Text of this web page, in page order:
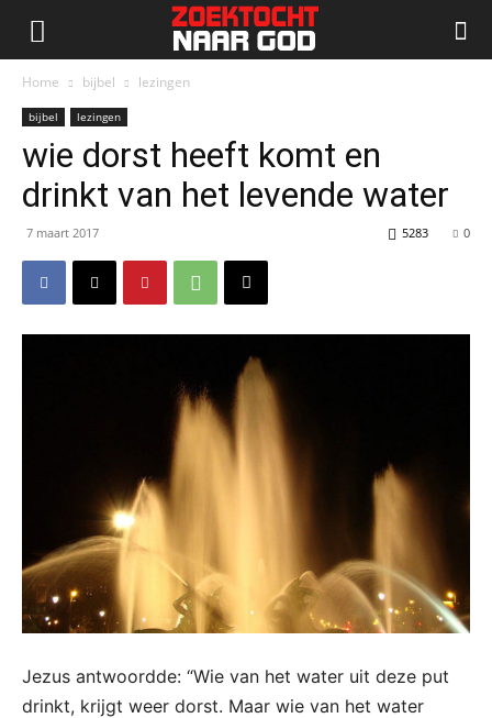
Home bijbel lezingen
bijbel lezingen
wie dorst heeft komt en
drinkt van het levende water
7 maart 2017 0
5283
Jezus antwoordde: “Wie van het water uit deze put
drinkt, krijgt weer dorst. Maar wie van het water